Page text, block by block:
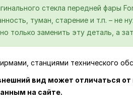
стекла передней фары
туман, старение и т.п. –
только заменить эту деталь, а
станциями технического
вид может отличаться
на сайте.